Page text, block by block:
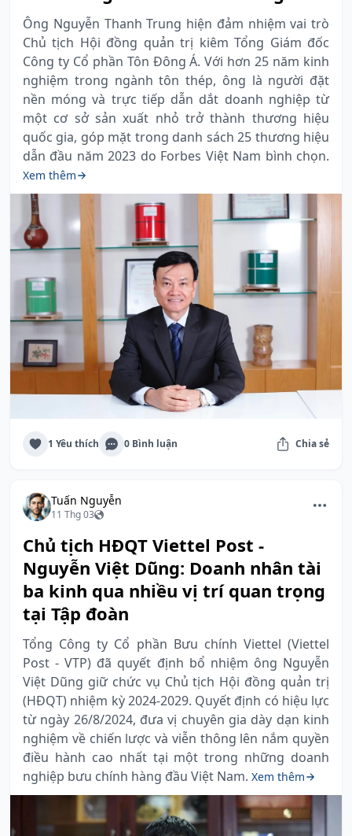
Ông Nguyễn Thanh Trung hiện đảm nhiệm vai trò
Chủ tịch Hội đồng quản trị kiêm Tổng Giám đốc
Công ty Cổ phần Tôn Đông Á. Với hơn 25 năm kinh
nghiệm trong ngành tôn thép, ông là người đặt
nền móng và trực tiếp dẫn dắt doanh nghiệp từ
một cơ sở sản xuất nhỏ trở thành thương hiệu
quốc gia, góp mặt trong danh sách 25 thương hiệu
dẫn đầu năm 2023 do Forbes Việt Nam bình chọn.
Xem thêm
1 Yêu thích 0 Bình luận Chia sẻ
Tuấn Nguyễn
11 Thg 03
Chủ tịch HĐQT Viettel Post -
Nguyễn Việt Dũng: Doanh nhân tài
ba kinh qua nhiều vị trí quan trọng
tại Tập đoàn
Tổng Công ty Cổ phần Bưu chính Viettel (Viettel
Post - VTP) đã quyết định bổ nhiệm ông Nguyễn
Việt Dũng giữ chức vụ Chủ tịch Hội đồng quản trị
(HĐQT) nhiệm kỳ 2024-2029. Quyết định có hiệu lực
từ ngày 26/8/2024, đưa vị chuyên gia dày dạn kinh
nghiệm về chiến lược và viễn thông lên nắm quyền
điều hành cao nhất tại một trong những doanh
nghiệp bưu chính hàng đầu Việt Nam. Xem thêm